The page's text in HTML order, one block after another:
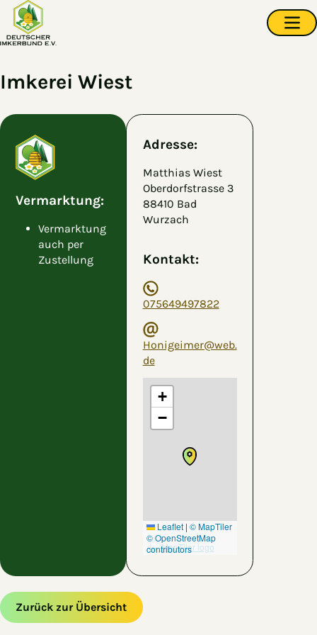
Zum Hauptinhalt springen
Imkerei Wiest
Vermarktung:
Vermarktung
auch per
Zustellung
Adresse:
Matthias Wiest
Oberdorfstrasse 3
88410 Bad
Wurzach
Kontakt:
075649497822
Honigeimer@web.
de
+
−
Leaflet | © MapTiler
© OpenStreetMap
contributors
Zurück zur Übersicht